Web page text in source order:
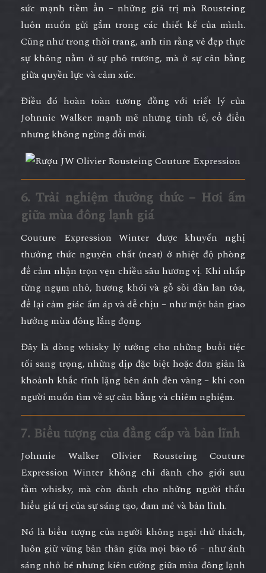
sức mạnh tiềm ẩn – những giá trị mà Rousteing
luôn muốn gửi gắm trong các thiết kế của mình.
Cũng như trong thời trang, anh tin rằngvẻ đẹp thực
sự không nằm ở sự phô trương, mà ở sự cân bằng
giữa quyền lực và cảm xúc.
Điều đó hoàn toàn tương đồng với triết lý của
Johnnie Walker: mạnh mẽ nhưng tinh tế, cổ điển
nhưng không ngừng đổi mới.
6. Trải nghiệm thưởng thức – Hơi ấm
giữa mùa đông lạnh giá
Couture Expression Winter được khuyến nghị
thưởng thức nguyên chất (neat) ở nhiệt độ phòng
để cảm nhận trọn vẹn chiều sâu hương vị. Khi nhấp
từng ngụm nhỏ, hương khói và gỗ sồi dần lan tỏa,
để lại cảm giác ấm áp và dễ chịu – như một bản giao
hưởng mùa đông lắng đọng.
Đây là dòng whisky lý tưởng cho những buổi tiệc
tối sang trọng, những dịp đặc biệt hoặc đơn giản là
khoảnh khắc tĩnh lặng bên ánh đèn vàng – khi con
người muốn tìm về sự cân bằng và chiêm nghiệm.
7. Biểu tượng của đẳng cấp và bản lĩnh
Johnnie Walker Olivier Rousteing Couture
Expression Winter không chỉ dành cho giới sưu
tầm whisky, mà còn dành cho những người thấu
hiểu giá trị của sự sáng tạo, đam mê và bản lĩnh.
Nó là biểu tượng của người không ngại thử thách,
luôn giữ vững bản thân giữa mọi bão tố – như ánh
sáng nhỏ bé nhưng kiên cường giữa mùa đông lạnh